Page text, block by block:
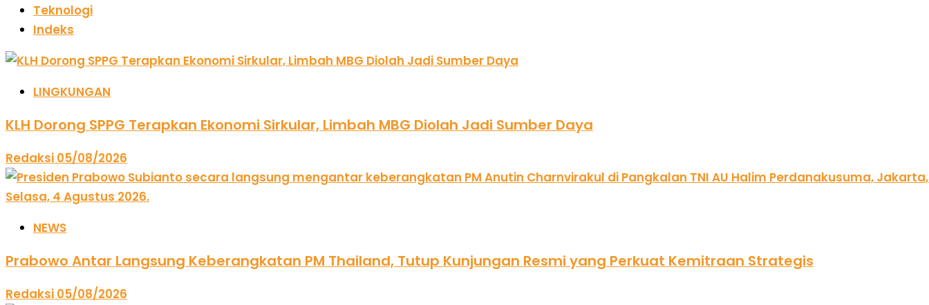
Teknologi
Indeks
LINGKUNGAN
KLH Dorong SPPG Terapkan Ekonomi Sirkular, Limbah MBG Diolah Jadi Sumber Daya
Redaksi 05/08/2026
NEWS
Prabowo Antar Langsung Keberangkatan PM Thailand, Tutup Kunjungan Resmi yang Perkuat Kemitraan Strategis
Redaksi 05/08/2026